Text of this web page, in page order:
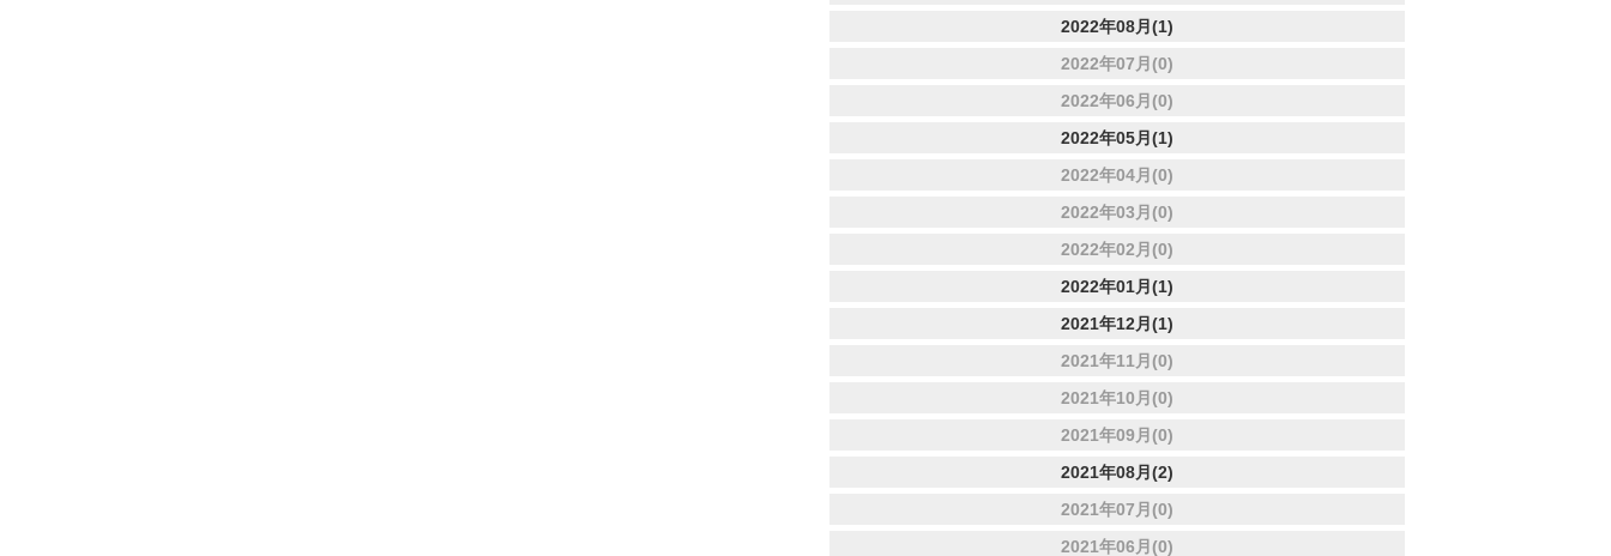
2022年08月(1)
2022年07月(0)
2022年06月(0)
2022年05月(1)
2022年04月(0)
2022年03月(0)
2022年02月(0)
2022年01月(1)
2021年12月(1)
2021年11月(0)
2021年10月(0)
2021年09月(0)
2021年08月(2)
2021年07月(0)
2021年06月(0)